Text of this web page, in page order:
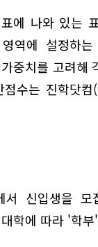
에 나와 있는
역에 설정하
중치를 고려해
점수는 진학닷
서 신입생을
학에 따라 '학